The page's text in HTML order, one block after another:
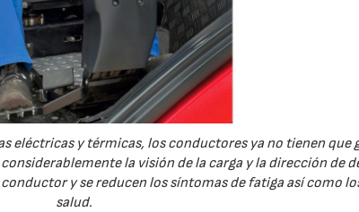
eléctricas y térmicas, los conductores ya no tienen que
la visión de la carga y la dirección de
y se reducen los síntomas de fatiga así como
salud.
27/07/2026